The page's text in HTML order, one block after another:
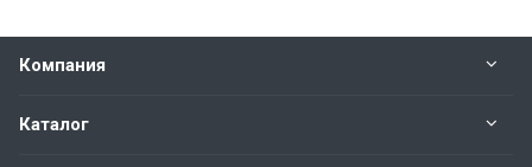
Компания
Каталог